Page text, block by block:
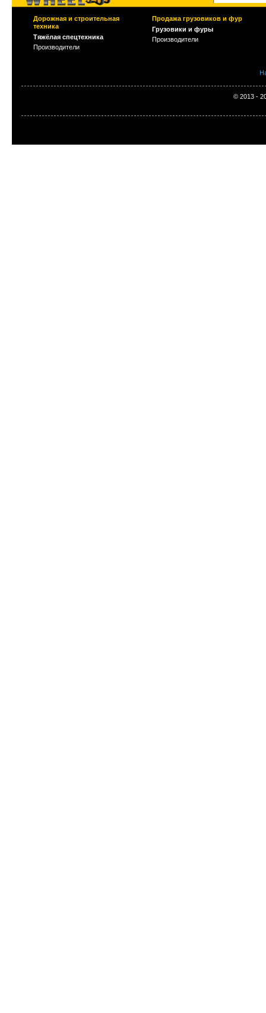
Дорожная и строительная
техника
Тяжёлая спецтехника
Производители
Продажа грузовиков и фур
Грузовики и фуры
Производители
© 2013 -